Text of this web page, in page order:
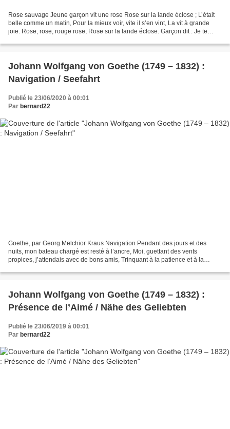
Rose sauvage Jeune garçon vit une rose Rose sur la lande éclose ; L’était
belle comme un matin, Pour la mieux voir, vite il s’en vint, La vit à grande
joie. Rose, rose, rouge rose, Rose sur la lande éclose. Garçon dit : Je te
Johann Wolfgang von Goethe (1749 – 1832) :
Navigation / Seefahrt
Publié le 23/06/2020 à 00:01
Par bernard22
Goethe, par Georg Melchior Kraus Navigation Pendant des jours et des
nuits, mon bateau chargé est resté à l’ancre, Moi, guettant des vents
propices, j’attendais avec de bons amis, Trinquant à la patience et à la
Johann Wolfgang von Goethe (1749 – 1832) :
Présence de l’Aimé / Nähe des Geliebten
Publié le 23/06/2019 à 00:01
Par bernard22